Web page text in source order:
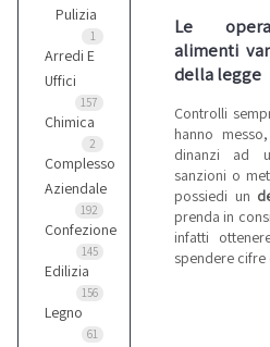
Pulizia
1
Arredi E
Uffici
157
Chimica
2
Complesso
Aziendale
192
Confezione
145
Edilizia
156
Legno
61
Le
alimenti
della legge
Controlli
hanno
dinanzi ad
sanzioni o
possiedi un
prenda in
infatti
spendere cifre